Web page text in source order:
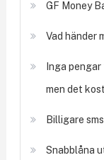
GF Money
Vad händer
Inga pengar
men det
Billigare
Snabblåna